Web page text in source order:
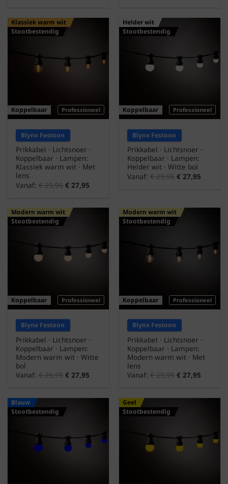
Professioneel
Klassiek warm wit
Stootbestendig
Koppelbaar
Blynx Festoon
Prikkabel · Lichtsnoer ·
Koppelbaar · Lampen:
Klassiek warm wit · Met
lens
Vanaf:€29,95 € 27,95
Helder wit
Stootbestendig
Professioneel
Koppelbaar
Blynx Festoon
Prikkabel · Lichtsnoer ·
Koppelbaar · Lampen:
Helder wit · Witte bol
Vanaf:€29,95 € 27,95
Professioneel
Modern warm wit
Stootbestendig
Koppelbaar
Blynx Festoon
Prikkabel · Lichtsnoer ·
Koppelbaar · Lampen:
Modern warm wit · Witte
bol
Vanaf:€29,95 € 27,95
Professioneel
Modern warm wit
Stootbestendig
Koppelbaar
Blynx Festoon
Prikkabel · Lichtsnoer ·
Koppelbaar · Lampen:
Modern warm wit · Met
lens
Vanaf:€29,95 € 27,95
Blauw
Stootbestendig
Geel
Stootbestendig